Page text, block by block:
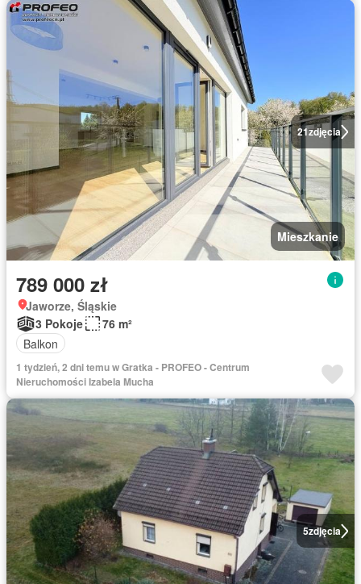
21zdjęcia
Mieszkanie
789 000 zł
Jaworze, Śląskie
3 Pokoje
76 m²
Balkon
1 tydzień, 2 dni temu w Gratka - PROFEO - Centrum
Nieruchomości Izabela Mucha
5zdjęcia